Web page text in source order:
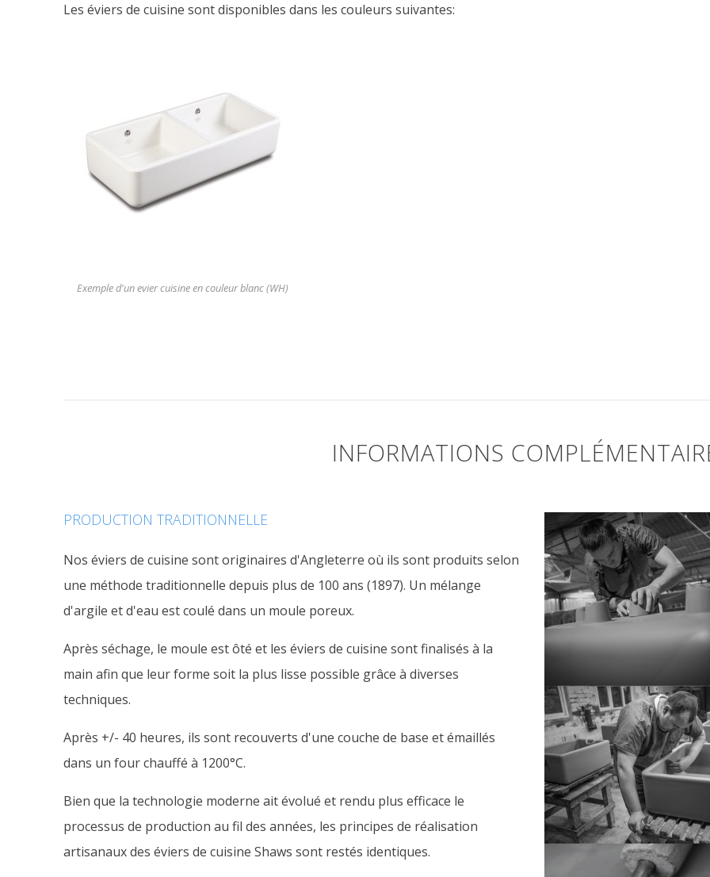
Les éviers de cuisine sont disponibles dans les couleurs suivantes:
Exemple d'un evier cuisine en couleur blanc (WH)
INFORMATIONS
PRODUCTION TRADITIONNELLE
Nos éviers de cuisine sont originaires d'Angleterre où ils sont produits selon
une méthode traditionnelle depuis plus de 100 ans (1897). Un mélange
d'argile et d'eau est coulé dans un moule poreux.
Après séchage, le moule est ôté et les éviers de cuisine sont finalisés à la
main afin que leur forme soit la plus lisse possible grâce à diverses
techniques.
Après +/- 40 heures, ils sont recouverts d'une couche de base et émaillés
dans un four chauffé à 1200°C.
Bien que la technologie moderne ait évolué et rendu plus efficace le
processus de production au fil des années, les principes de réalisation
artisanaux des éviers de cuisine Shaws sont restés identiques.